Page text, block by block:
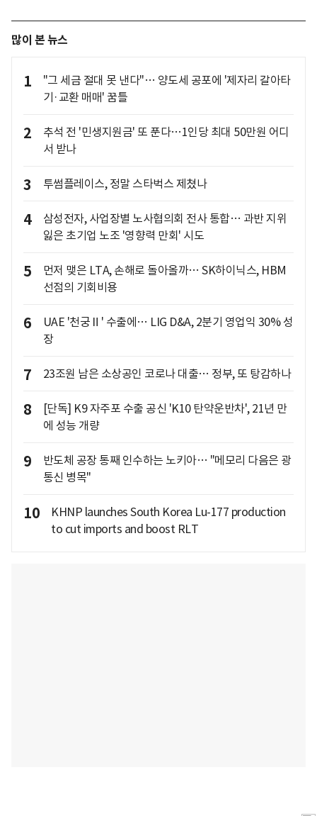
많이 본 뉴스
1
"그 세금 절대 못 낸다"… 양도세 공포에 '제자리 갈아타
기·교환 매매' 꿈틀
2
추석 전 '민생지원금' 또 푼다…1인당 최대 50만원 어디
서 받나
3 투썸플레이스, 정말 스타벅스 제쳤나
4
삼성전자, 사업장별 노사협의회 전사 통합… 과반 지위
잃은 초기업 노조 '영향력 만회' 시도
5
먼저 맺은 LTA, 손해로 돌아올까… SK하이닉스, HBM
선점의 기회비용
6
UAE '천궁Ⅱ' 수출에… LIG D&A, 2분기 영업익 30% 성
장
7 23조원 남은 소상공인 코로나 대출… 정부, 또 탕감하나
8
[단독] K9 자주포 수출 공신 'K10 탄약운반차', 21년 만
에 성능 개량
9
반도체 공장 통째 인수하는 노키아… "메모리 다음은 광
통신 병목"
10
KHNP launches South Korea Lu-177 production
to cut imports and boost RLT